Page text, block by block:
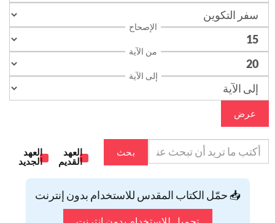
الإصحاح
من الآية
إلى الآية
عرض
بحث
العهد
القديم
العهد
الجديد
📥 حمّل الكتاب المقدس للاستخدام بدون إنترنت